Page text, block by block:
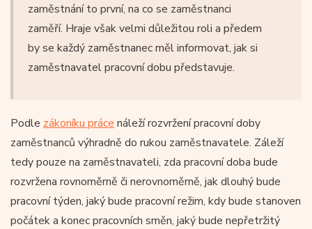
zaměstnání to první, na co se zaměstnanci
zaměří. Hraje však velmi důležitou roli a předem
by se každý zaměstnanec měl informovat, jak si
zaměstnavatel pracovní dobu představuje.
Podle zákoníku práce náleží rozvržení pracovní doby
zaměstnanců výhradně do rukou zaměstnavatele. Záleží
tedy pouze na zaměstnavateli, zda pracovní doba bude
rozvržena rovnoměrně či nerovnoměrně, jak dlouhý bude
pracovní týden, jaký bude pracovní režim, kdy bude stanoven
počátek a konec pracovních směn, jaký bude nepřetržitý